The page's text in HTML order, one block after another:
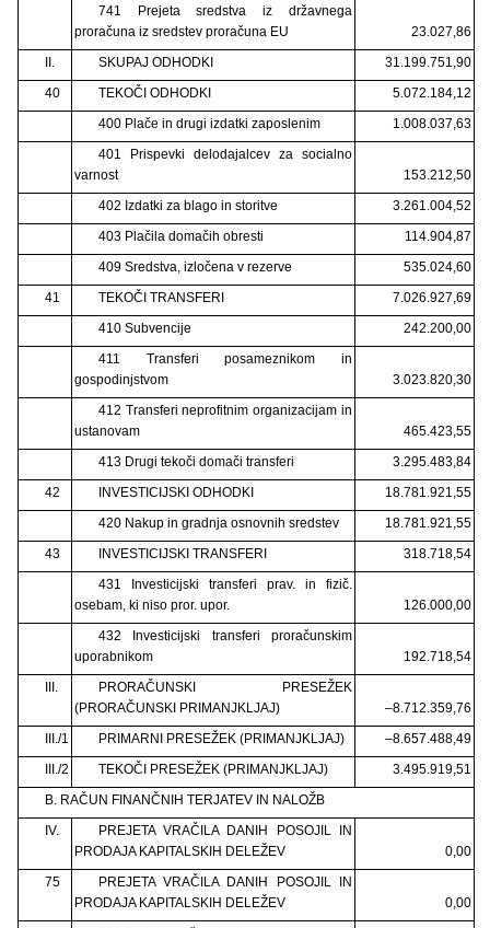
741 Prejeta sredstva iz državnega
proračuna iz sredstev proračuna EU
23.027,86
II.
SKUPAJ ODHODKI
31.199.751,90
40
TEKOČI ODHODKI
5.072.184,12
400 Plače in drugi izdatki zaposlenim
1.008.037,63
401 Prispevki delodajalcev za socialno
varnost
153.212,50
402 Izdatki za blago in storitve
3.261.004,52
403 Plačila domačih obresti
114.904,87
409 Sredstva, izločena v rezerve
535.024,60
41
TEKOČI TRANSFERI
7.026.927,69
410 Subvencije
242.200,00
411 Transferi posameznikom in
gospodinjstvom
3.023.820,30
412 Transferi neprofitnim organizacijam in
ustanovam
465.423,55
413 Drugi tekoči domači transferi
3.295.483,84
42
INVESTICIJSKI ODHODKI
18.781.921,55
420 Nakup in gradnja osnovnih sredstev
18.781.921,55
43
INVESTICIJSKI TRANSFERI
318.718,54
431 Investicijski transferi prav. in fizič.
osebam, ki niso pror. upor.
126.000,00
432 Investicijski transferi proračunskim
uporabnikom
192.718,54
III.
PRORAČUNSKI PRESEŽEK
(PRORAČUNSKI PRIMANJKLJAJ)
–8.712.359,76
III./1
PRIMARNI PRESEŽEK (PRIMANJKLJAJ)
–8.657.488,49
III./2
TEKOČI PRESEŽEK (PRIMANJKLJAJ)
3.495.919,51
B. RAČUN FINANČNIH TERJATEV IN NALOŽB
IV.
PREJETA VRAČILA DANIH POSOJIL IN
PRODAJA KAPITALSKIH DELEŽEV
0,00
75
PREJETA VRAČILA DANIH POSOJIL IN
PRODAJA KAPITALSKIH DELEŽEV
0,00